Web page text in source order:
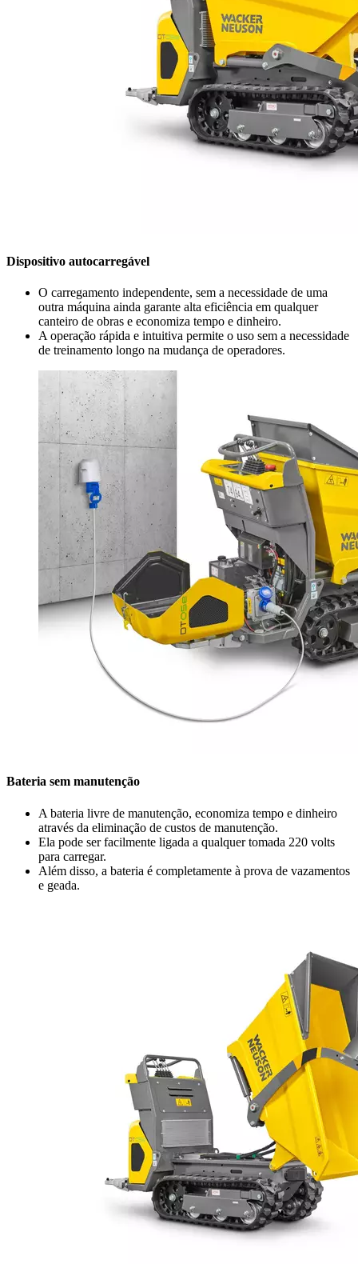
Dispositivo autocarregável
O carregamento independente, sem a necessidade de uma
outra máquina ainda garante alta eficiência em qualquer
canteiro de obras e economiza tempo e dinheiro.
A operação rápida e intuitiva permite o uso sem a necessidade
de treinamento longo na mudança de operadores.
Bateria sem manutenção
A bateria livre de manutenção, economiza tempo e dinheiro
através da eliminação de custos de manutenção.
Ela pode ser facilmente ligada a qualquer tomada 220 volts
para carregar.
Além disso, a bateria é completamente à prova de vazamentos
e geada.